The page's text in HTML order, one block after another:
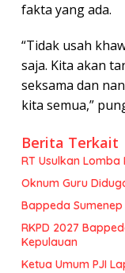
fakta yang ada.
“Tidak usah
saja. Kita akan
seksama dan
kita semua,”
Berita Terkait
RT Usulkan
Oknum Guru
Bappeda
RKPD 2027
Kepulauan
Ketua Umum PJI